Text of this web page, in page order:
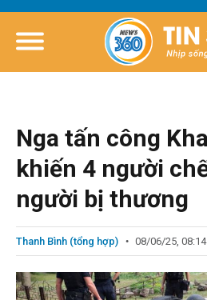
Nga tấn công
khiến 4 người
người bị thương
Thanh Bình (tổng hợp) 08/06/25, 08:14